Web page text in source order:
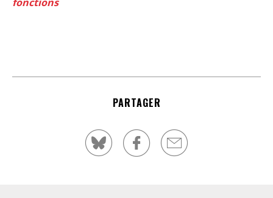
PARTAGER